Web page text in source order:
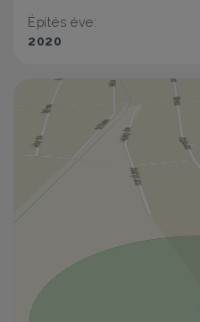
Építés éve:
2020